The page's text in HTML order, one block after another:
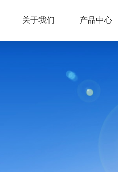
关于我们 产品中心